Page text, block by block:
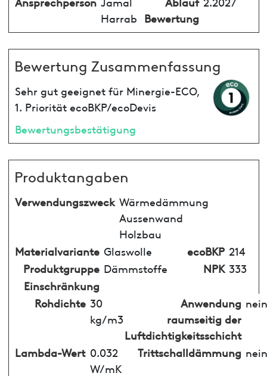
Harrab Bewertung
Bewertung Zusammenfassung
Sehr gut geeignet für Minergie-ECO,
1. Priorität ecoBKP/ecoDevis
Bewertungsbestätigung
Produktangaben
Verwendungszweck Wärmedämmung
Aussenwand
Holzbau
Materialvariante Glaswolle ecoBKP 214
Produktgruppe Dämmstoffe NPK 333
Einschränkung
Rohdichte 30
kg/m3
Anwendung
raumseitig der
Luftdichtigkeitsschicht
nein
Lambda-Wert 0.032
W/mK
Trittschalldämmung nein